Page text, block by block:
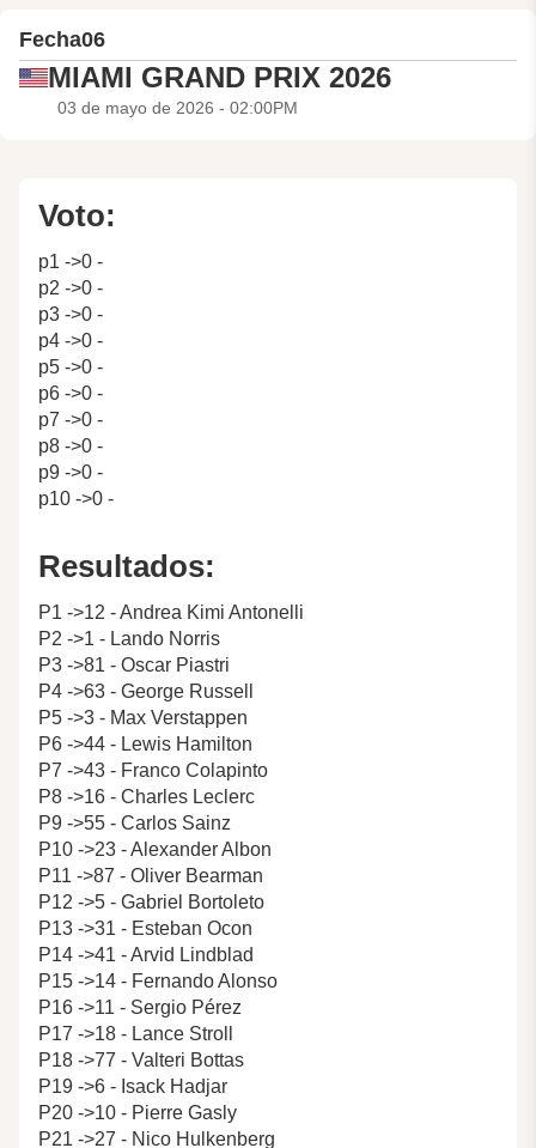
Fecha06
MIAMI GRAND PRIX 2026
03 de mayo de 2026 - 02:00PM
Voto:
p1 ->0 -
p2 ->0 -
p3 ->0 -
p4 ->0 -
p5 ->0 -
p6 ->0 -
p7 ->0 -
p8 ->0 -
p9 ->0 -
p10 ->0 -
Resultados:
P1 ->12 - Andrea Kimi Antonelli
P2 ->1 - Lando Norris
P3 ->81 - Oscar Piastri
P4 ->63 - George Russell
P5 ->3 - Max Verstappen
P6 ->44 - Lewis Hamilton
P7 ->43 - Franco Colapinto
P8 ->16 - Charles Leclerc
P9 ->55 - Carlos Sainz
P10 ->23 - Alexander Albon
P11 ->87 - Oliver Bearman
P12 ->5 - Gabriel Bortoleto
P13 ->31 - Esteban Ocon
P14 ->41 - Arvid Lindblad
P15 ->14 - Fernando Alonso
P16 ->11 - Sergio Pérez
P17 ->18 - Lance Stroll
P18 ->77 - Valteri Bottas
P19 ->6 - Isack Hadjar
P20 ->10 - Pierre Gasly
P21 ->27 - Nico Hulkenberg